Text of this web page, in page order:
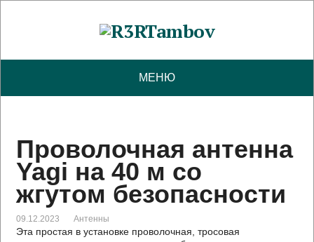
МЕНЮ
Проволочная антенна
Yagi на 40 м со
жгутом безопасности
09.12.2023 Антенны
Эта простая в установке проволочная, тросовая